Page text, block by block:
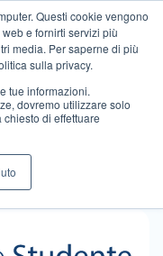
Questi cookie vengono
e fornirti servizi più
media. Per saperne di più
sulla privacy.
tue informazioni.
dovremo utilizzare solo
di effettuare